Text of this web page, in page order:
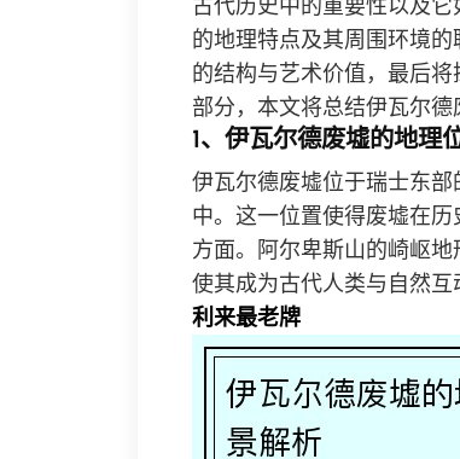
古代历史中的重要性以及
的地理特点及其周围环境
的结构与艺术价值，最后
部分，本文将总结伊瓦尔德
1、伊瓦尔德废墟的地理
伊瓦尔德废墟位于瑞士东
中。这一位置使得废墟在
方面。阿尔卑斯山的崎岖
使其成为古代人类与自然互
利来最老牌